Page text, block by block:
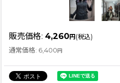
販売価格: 4,260円 (税込)
通常価格: 6,400円